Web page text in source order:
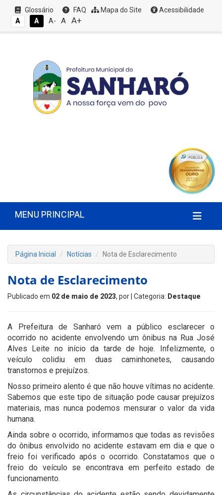
Glossário FAQ Mapa do Site
Acessibilidade
A
A A- A A+
MENU PRINCIPAL
Página Inicial Notícias Nota de Esclarecimento
Nota de Esclarecimento
Publicado em 02 de maio de 2023, por | Categoria: Destaque
A Prefeitura de Sanharó vem a público esclarecer o
ocorrido no acidente envolvendo um ônibus na Rua José
Alves Leite no início da tarde de hoje. Infelizmente, o
veículo colidiu em duas caminhonetes, causando
transtornos e prejuízos.
Nosso primeiro alento é que não houve vítimas no acidente.
Sabemos que este tipo de situação pode causar prejuízos
materiais, mas nunca podemos mensurar o valor da vida
humana.
Ainda sobre o ocorrido, informamos que todas as revisões
do ônibus envolvido no acidente estavam em dia e que o
freio foi verificado após o ocorrido. Constatamos que o
freio do veículo se encontrava em perfeito estado de
funcionamento.